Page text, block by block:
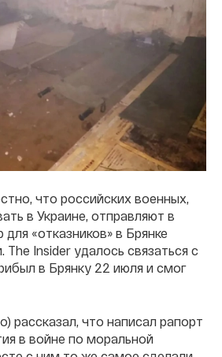
что российских военных,
в Украине, отправляют в
«отказников» в Брянке
The Insider удалось связаться с
в Брянку 22 июля и смог
рассказал, что написал рапорт
в войне по моральной